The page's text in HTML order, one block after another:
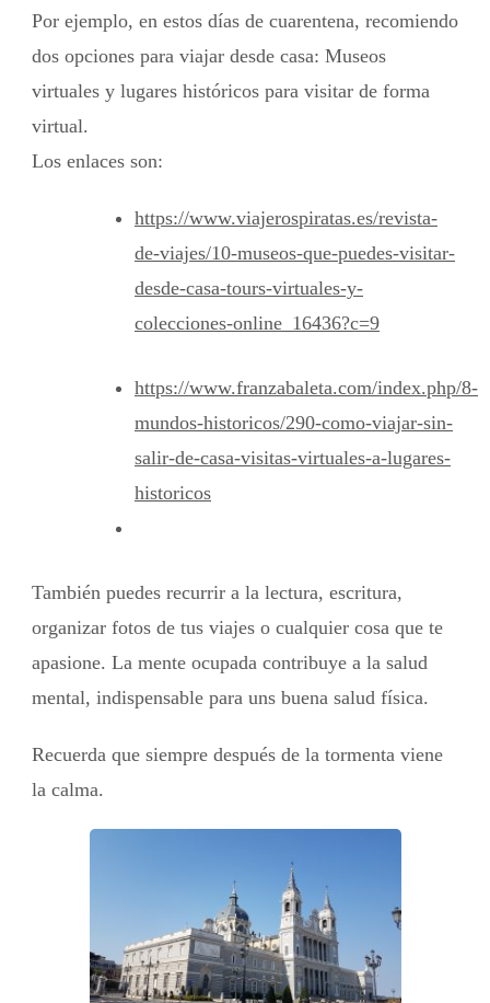
Por ejemplo, en estos días de cuarentena, recomiendo
dos opciones para viajar desde casa: Museos
virtuales y lugares históricos para visitar de forma
virtual.
Los enlaces son:
https://www.viajerospiratas.es/revista-
de-viajes/10-museos-que-puedes-visitar-
desde-casa-tours-virtuales-y-
colecciones-online_16436?c=9
https://www.franzabaleta.com/index.php/8-
mundos-historicos/290-como-viajar-sin-
salir-de-casa-visitas-virtuales-a-lugares-
historicos
También puedes recurrir a la lectura, escritura,
organizar fotos de tus viajes o cualquier cosa que te
apasione. La mente ocupada contribuye a la salud
mental, indispensable para uns buena salud física.
Recuerda que siempre después de la tormenta viene
la calma.